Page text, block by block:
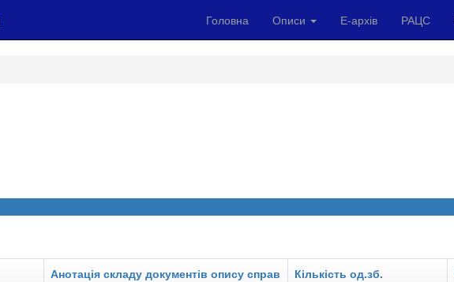
Головна Описи Е-архів РАЦС
Анотація складу документів опису справ Кількість од.зб.